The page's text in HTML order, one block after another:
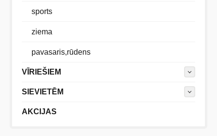
sports
ziema
pavasaris,rūdens
VĪRIEŠIEM
SIEVIETĒM
AKCIJAS